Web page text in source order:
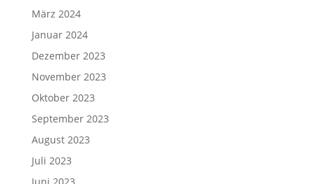
März 2024
Januar 2024
Dezember 2023
November 2023
Oktober 2023
September 2023
August 2023
Juli 2023
Juni 2023